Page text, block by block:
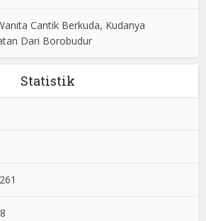
Cantik Berkuda, Kudanya
Dari Borobudur
Statistik
261